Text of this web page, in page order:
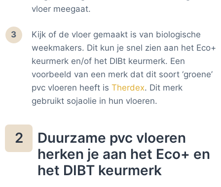
vloer meegaat.
Kijk of de vloer gemaakt is van biologische
weekmakers. Dit kun je snel zien aan het Eco+
keurmerk en/of het DIBt keurmerk. Een
voorbeeld van een merk dat dit soort ‘groene’
pvc vloeren heeft is Therdex. Dit merk
gebruikt sojaolie in hun vloeren.
2
Duurzame pvc vloeren
herken je aan het Eco+ en
het DIBT keurmerk